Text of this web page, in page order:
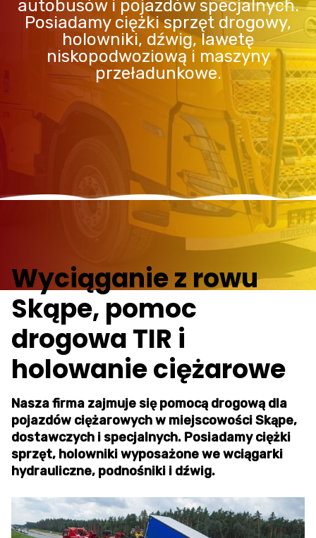
autobusów i pojazdów specjalnych.
Posiadamy ciężki sprzęt drogowy,
holowniki, dźwig, lawetę
niskopodwoziową i maszyny
przeładunkowe.
Wyciąganie z rowu
Skąpe, pomoc
drogowa TIR i
holowanie ciężarowe
Nasza firma zajmuje się pomocą drogową dla
pojazdów ciężarowych w miejscowości Skąpe,
dostawczych i specjalnych. Posiadamy ciężki
sprzęt, holowniki wyposażone we wciągarki
hydrauliczne, podnośniki i dźwig.